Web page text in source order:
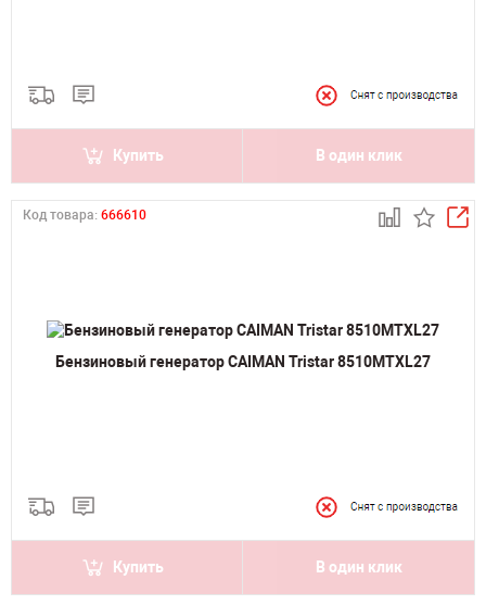
Купить В один клик
Код товара: 666610
Бензиновый генератор CAIMAN Tristar 8510MTXL27
Купить В один клик